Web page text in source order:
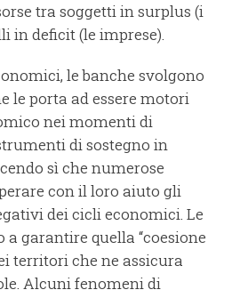
tra soggetti in surplus (i
in deficit (le imprese).
le banche svolgono
le porta ad essere motori
nei momenti di
di sostegno in
sì che numerose
con il loro aiuto gli
dei cicli economici. Le
a garantire quella “coesione
territori che ne assicura
Alcuni fenomeni di